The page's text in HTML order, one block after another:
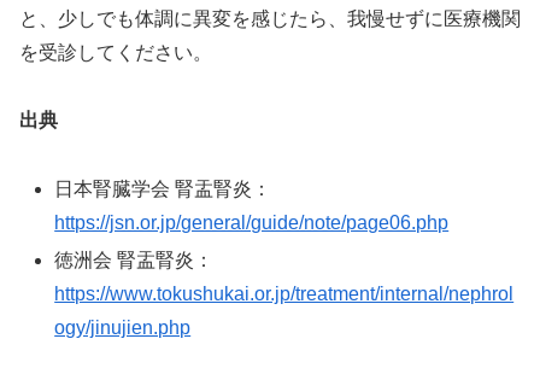
と、少しでも体調に異変を感じたら、我慢せずに医療機関
を受診してください。
出典
日本腎臓学会 腎盂腎炎：
https://jsn.or.jp/general/guide/note/page06.php
徳洲会 腎盂腎炎：
https://www.tokushukai.or.jp/treatment/internal/nephrol
ogy/jinujien.php